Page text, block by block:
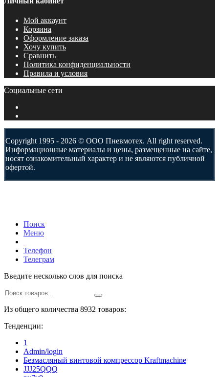
Мой аккаунт
Корзина
Оформление заказа
Хочу купить
Сравнить
Политика конфиденциальности
Правила и условия
Социальные сети
Copyright 1995 - 2026 © ООО Пневмотех. All right reserved.
Информационные материалы и цены, размещенные на сайте,
носят ознакомительный характер и не являются публичной
офертой.
Поиск
Меню
Телефон
Телеграм
Введите несколько слов для поиска
Из общего количества 8932 товаров:
Тенденции:
1
Admin/login
Безмасляный винтовой компрессор Kraftmaсhine
JJJ25QQQ